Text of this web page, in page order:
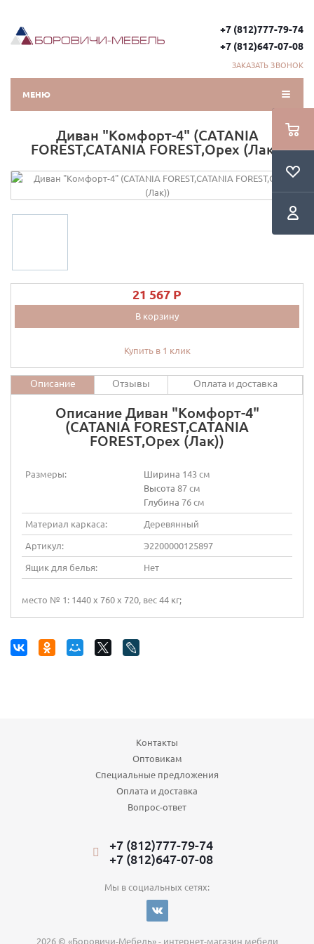
+7 (812)777-79-74
+7 (812)647-07-08
ЗАКАЗАТЬ ЗВОНОК
МЕНЮ
Диван "Комфорт-4" (CATANIA
FOREST,CATANIA FOREST,Орех (Лак))
21 567 P
В корзину
Купить в 1 клик
Описание Отзывы Оплата и доставка
Описание Диван "Комфорт-4"
(CATANIA FOREST,CATANIA
FOREST,Орех (Лак))
Размеры: Ширина 143 см
Высота 87 см
Глубина 76 см
Материал каркаса:
Деревянный
Артикул:
Э2200000125897
Ящик для белья:
Нет
место № 1: 1440 х 760 х 720, вес 44 кг;
Контакты
Оптовикам
Специальные предложения
Оплата и доставка
Вопрос-ответ
+7 (812)777-79-74
+7 (812)647-07-08
Мы в социальных сетях:
2026 © «Боровичи-Мебель» - интернет-магазин мебели